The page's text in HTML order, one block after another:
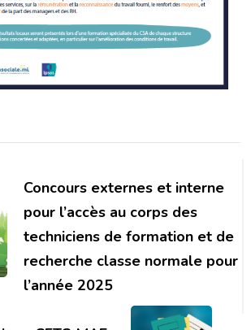
Concours externes et interne
pour l’accès au corps des
techniciens de formation et de
recherche classe normale pour
l’année 2025